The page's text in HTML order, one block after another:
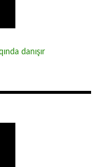
danışır